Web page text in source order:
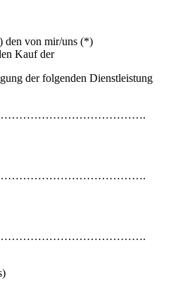
von mir/uns (*)
Kauf der
der folgenden Dienstleistung